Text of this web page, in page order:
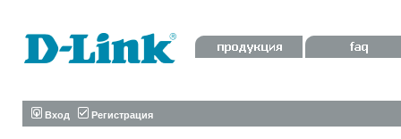
Вход Регистрация